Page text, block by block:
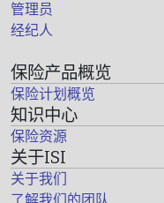
管理员
经纪人
保险产品概览
保险计划概览
知识中心
保险资源
关于ISI
关于我们